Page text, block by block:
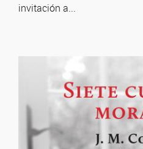
invitación a...